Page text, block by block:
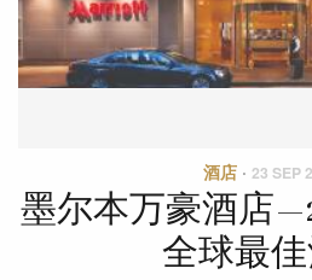
酒店 · 23 SEP
墨尔本万豪酒店
全球最